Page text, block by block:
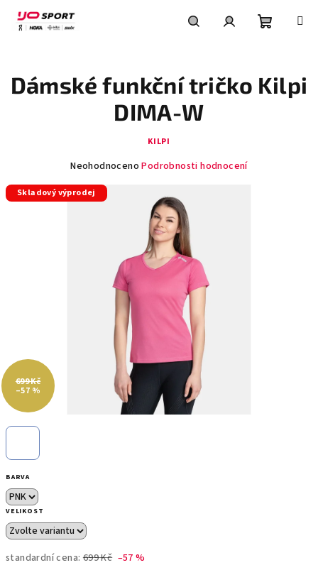
obsah
košík
BARVA
VELIKOST
standardní cena: 699 Kč –57 %
Dámské funkční tričko Kilpi
DIMA-W
KILPI
Průměrné
produktu
hvězdiček.
Neohodnoceno Podrobnosti hodnocení
Skladový výprodej
699 Kč
–57 %